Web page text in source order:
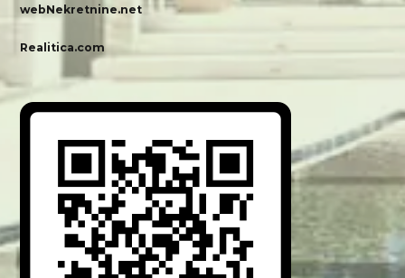
webNekretnine.net
Realitica.com